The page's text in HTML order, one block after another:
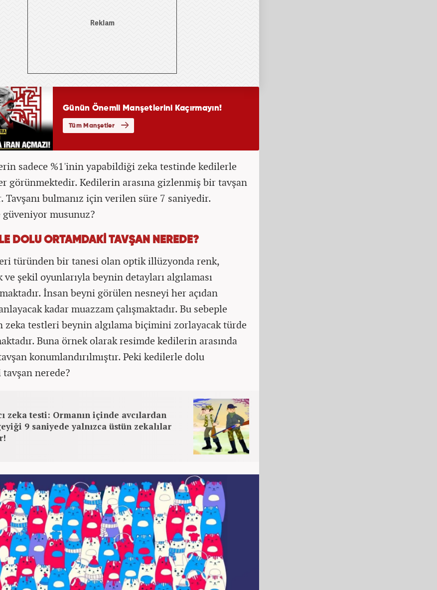
sadece %1'inin yapabildiği zeka testinde kedilerle
görünmektedir. Kedilerin arasına gizlenmiş bir tavşan
Tavşanı bulmanız için verilen süre 7 saniyedir.
musunuz?
DOLU ORTAMDAKİ TAVŞAN NEREDE?
türünden bir tanesi olan optik illüzyonda renk,
ve şekil oyunlarıyla beynin detayları algılaması
İnsan beyni görülen nesneyi her açıdan
kadar muazzam çalışmaktadır. Bu sebeple
zeka testleri beynin algılama biçimini zorlayacak türde
Buna örnek olarak resimde kedilerin arasında
konumlandırılmıştır. Peki kedilerle dolu
nerede?
zeka testi: Ormanın içinde avcılardan
9 saniyede yalnızca üstün zekalılar